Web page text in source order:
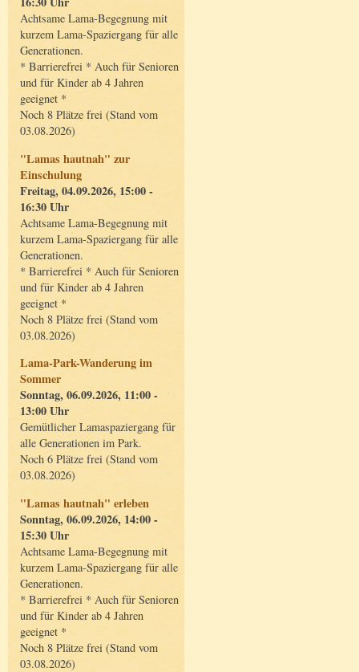
Achtsame Lama-Begegnung mit
kurzem Lama-Spaziergang für alle
Generationen.
* Barrierefrei * Auch für Senioren
und für Kinder ab 4 Jahren
geeignet *
Noch 8 Plätze frei (Stand vom
03.08.2026)
"Lamas hautnah" zur
Einschulung
Freitag, 04.09.2026, 15:00 -
16:30 Uhr
Achtsame Lama-Begegnung mit
kurzem Lama-Spaziergang für alle
Generationen.
* Barrierefrei * Auch für Senioren
und für Kinder ab 4 Jahren
geeignet *
Noch 8 Plätze frei (Stand vom
03.08.2026)
Lama-Park-Wanderung im
Sommer
Sonntag, 06.09.2026, 11:00 -
13:00 Uhr
Gemütlicher Lamaspaziergang für
alle Generationen im Park.
Noch 6 Plätze frei (Stand vom
03.08.2026)
"Lamas hautnah" erleben
Sonntag, 06.09.2026, 14:00 -
15:30 Uhr
Achtsame Lama-Begegnung mit
kurzem Lama-Spaziergang für alle
Generationen.
* Barrierefrei * Auch für Senioren
und für Kinder ab 4 Jahren
geeignet *
Noch 8 Plätze frei (Stand vom
03.08.2026)